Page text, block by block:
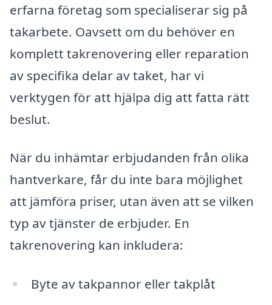
erfarna företag som specialiserar sig på
takarbete. Oavsett om du behöver en
komplett takrenovering eller reparation
av specifika delar av taket, har vi
verktygen för att hjälpa dig att fatta rätt
beslut.
När du inhämtar erbjudanden från olika
hantverkare, får du inte bara möjlighet
att jämföra priser, utan även att se vilken
typ av tjänster de erbjuder. En
takrenovering kan inkludera:
Byte av takpannor eller takplåt